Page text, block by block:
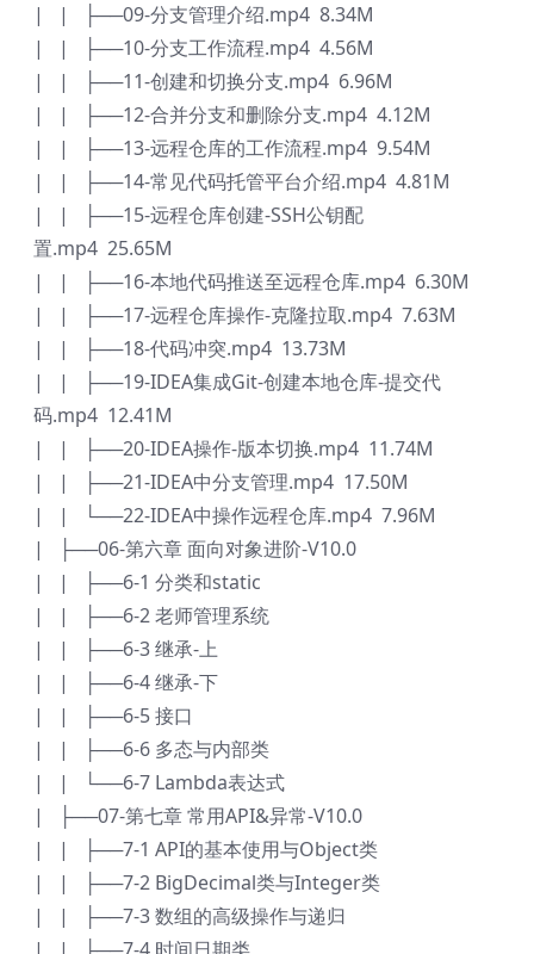
| | ├──09-分支管理介绍.mp4 8.34M
| | ├──10-分支工作流程.mp4 4.56M
| | ├──11-创建和切换分支.mp4 6.96M
| | ├──12-合并分支和删除分支.mp4 4.12M
| | ├──13-远程仓库的工作流程.mp4 9.54M
| | ├──14-常见代码托管平台介绍.mp4 4.81M
| | ├──15-远程仓库创建-SSH公钥配
置.mp4 25.65M
| | ├──16-本地代码推送至远程仓库.mp4 6.30M
| | ├──17-远程仓库操作-克隆拉取.mp4 7.63M
| | ├──18-代码冲突.mp4 13.73M
| | ├──19-IDEA集成Git-创建本地仓库-提交代
码.mp4 12.41M
| | ├──20-IDEA操作-版本切换.mp4 11.74M
| | ├──21-IDEA中分支管理.mp4 17.50M
| | └──22-IDEA中操作远程仓库.mp4 7.96M
| ├──06-第六章 面向对象进阶-V10.0
| | ├──6-1 分类和static
| | ├──6-2 老师管理系统
| | ├──6-3 继承-上
| | ├──6-4 继承-下
| | ├──6-5 接口
| | ├──6-6 多态与内部类
| | └──6-7 Lambda表达式
| ├──07-第七章 常用API&异常-V10.0
| | ├──7-1 API的基本使用与Object类
| | ├──7-2 BigDecimal类与Integer类
| | ├──7-3 数组的高级操作与递归